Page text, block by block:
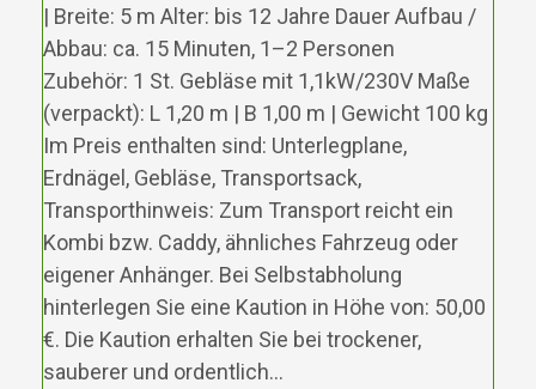
| Breite: 5 m Alter: bis 12 Jahre Dauer Aufbau /
Abbau: ca. 15 Minuten, 1–2 Personen
Zubehör: 1 St. Gebläse mit 1,1kW/230V Maße
(verpackt): L 1,20 m | B 1,00 m | Gewicht 100 kg
Im Preis enthalten sind: Unterlegplane,
Erdnägel, Gebläse, Transportsack,
Transporthinweis: Zum Transport reicht ein
Kombi bzw. Caddy, ähnliches Fahrzeug oder
eigener Anhänger. Bei Selbstabholung
hinterlegen Sie eine Kaution in Höhe von: 50,00
€. Die Kaution erhalten Sie bei trockener,
sauberer und ordentlich…